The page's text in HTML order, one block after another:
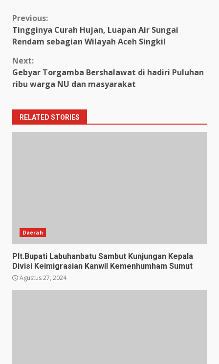
Continue
Reading
Previous:
Tingginya Curah Hujan, Luapan Air Sungai
Rendam sebagian Wilayah Aceh Singkil
Next:
Gebyar Torgamba Bershalawat di hadiri Puluhan
ribu warga NU dan masyarakat
RELATED STORIES
Daerah
Plt.Bupati Labuhanbatu Sambut Kunjungan Kepala
Divisi Keimigrasian Kanwil Kemenhumham Sumut
Agustus 27, 2024